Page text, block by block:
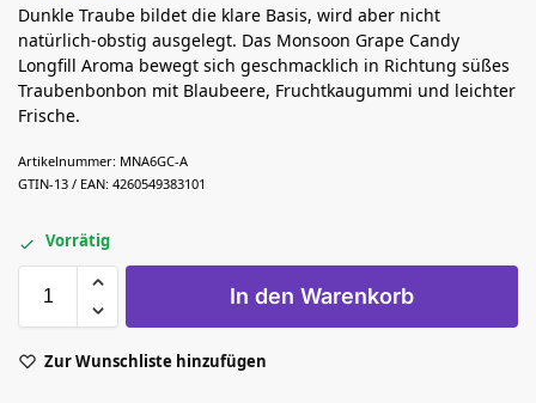
Dunkle Traube bildet die klare Basis, wird aber nicht
natürlich-obstig ausgelegt. Das Monsoon Grape Candy
Longfill Aroma bewegt sich geschmacklich in Richtung süßes
Traubenbonbon mit Blaubeere, Fruchtkaugummi und leichter
Frische.
Artikelnummer: MNA6GC-A
GTIN-13 / EAN: 4260549383101
Vorrätig
In den Warenkorb
Zur Wunschliste hinzufügen